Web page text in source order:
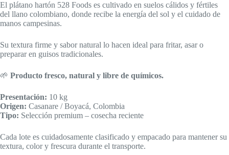
El plátano hartón 528 Foods es cultivado en suelos cálidos y fértiles
del llano colombiano, donde recibe la energía del sol y el cuidado de
manos campesinas.
Su textura firme y sabor natural lo hacen ideal para fritar, asar o
preparar en guisos tradicionales.
🌱 Producto fresco, natural y libre de químicos.
Presentación: 10 kg
Origen: Casanare / Boyacá, Colombia
Tipo: Selección premium – cosecha reciente
Cada lote es cuidadosamente clasificado y empacado para mantener su
textura, color y frescura durante el transporte.